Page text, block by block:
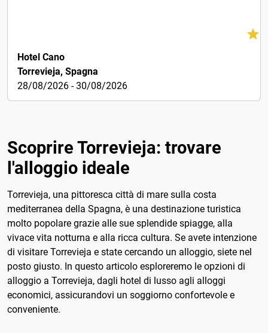
Hotel Cano
Torrevieja, Spagna
28/08/2026 - 30/08/2026
Scoprire Torrevieja: trovare
l'alloggio ideale
Torrevieja, una pittoresca città di mare sulla costa
mediterranea della Spagna, è una destinazione turistica
molto popolare grazie alle sue splendide spiagge, alla
vivace vita notturna e alla ricca cultura. Se avete intenzione
di visitare Torrevieja e state cercando un alloggio, siete nel
posto giusto. In questo articolo esploreremo le opzioni di
alloggio a Torrevieja, dagli hotel di lusso agli alloggi
economici, assicurandovi un soggiorno confortevole e
conveniente.